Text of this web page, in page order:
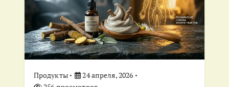
Продукты
24 апреля, 2026